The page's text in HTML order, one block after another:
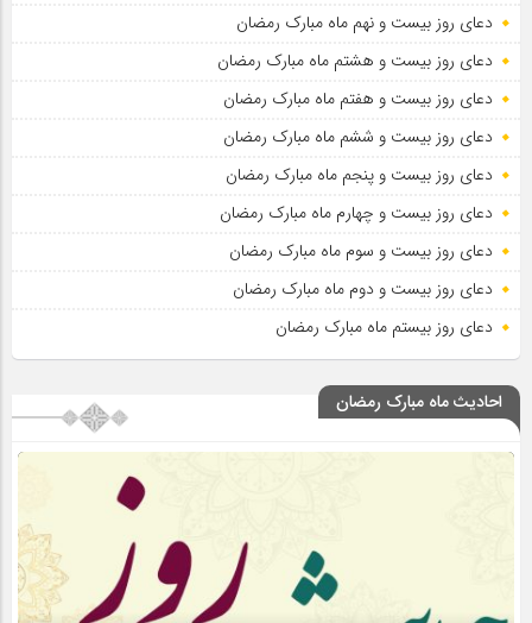
دعای روز بیست و نهم ماه مبارک رمضان
دعای روز بیست و هشتم ماه مبارک رمضان
دعای روز بیست و هفتم ماه مبارک رمضان
دعای روز بیست و ششم ماه مبارک رمضان
دعای روز بیست و پنجم ماه مبارک رمضان
دعای روز بیست و چهارم ماه مبارک رمضان
دعای روز بیست و سوم ماه مبارک رمضان
دعای روز بیست و دوم ماه مبارک رمضان
دعای روز بیستم ماه مبارک رمضان
احادیث ماه مبارک رمضان